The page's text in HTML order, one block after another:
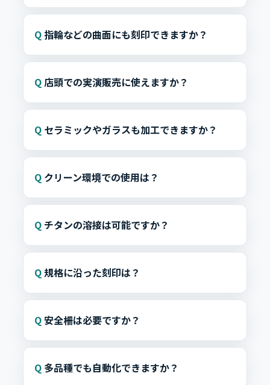
指輪などの曲面にも刻印できますか？
店頭での実演販売に使えますか？
セラミックやガラスも加工できますか？
クリーン環境での使用は？
チタンの溶接は可能ですか？
規格に沿った刻印は？
安全柵は必要ですか？
多品種でも自動化できますか？